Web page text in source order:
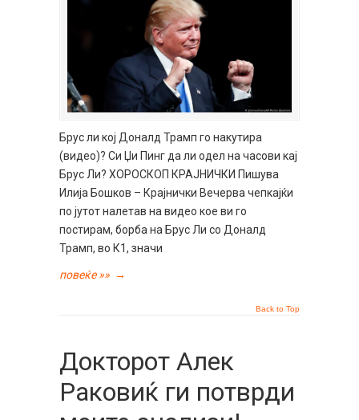
Брус ли кој Доналд Трамп го накутира
(видео)? Си Џи Пинг да ли одел на часови кај
Брус Ли? ХОРОСКОП КРАЈНИЧКИ Пишува
Илија Бошков – Крајнички Вечерва чепкајќи
по јутот налетав на видео кое ви го
постирам, борба на Брус Ли со Доналд
Трамп, во К1, значи
повеќе »» →
Back to Top
Докторот Алек
Раковиќ ги потврди